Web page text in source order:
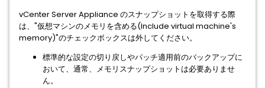
vCenter Server Appliance のスナップショットを取得する際
は、"仮想マシンのメモリを含める(Include virtual machine's
memory)"のチェックボックスは外してください。
標準的な設定の切り戻しやパッチ適用前のバックアップに
おいて、通常、メモリスナップショットは必要ありませ
ん。